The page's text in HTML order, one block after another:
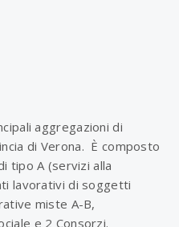
aggregazioni di
di Verona. È composto
tipo A (servizi alla
lavorativi di soggetti
miste A-B,
e 2 Consorzi.